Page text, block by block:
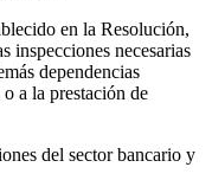
en la Resolución,
inspecciones necesarias
dependencias
a la prestación de
del sector bancario y